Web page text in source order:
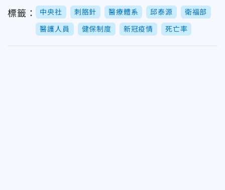
標籤： 中央社 刺胳針 醫療體系 邱泰源 衛福部
醫護人員 健保制度 新冠疫情 死亡率